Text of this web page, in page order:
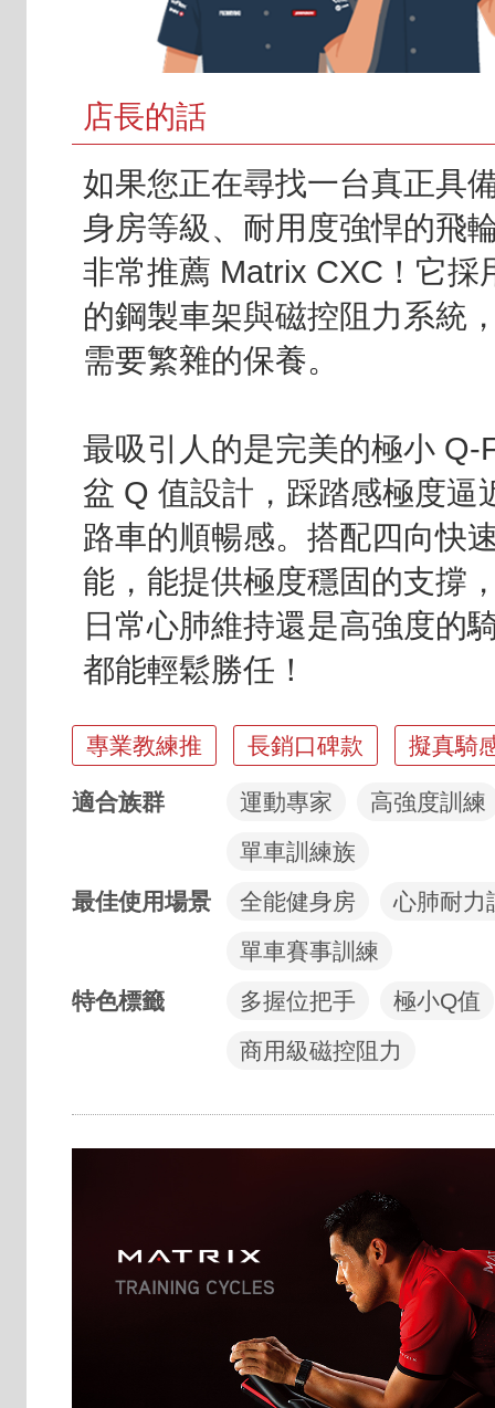
店長的話
如果您正在尋找一台真正具
身房等級、耐用度強悍的飛
非常推薦 Matrix CXC！它採
的鋼製車架與磁控阻力系統
需要繁雜的保養。
最吸引人的是完美的極小 Q-
盆 Q 值設計，踩踏感極度逼
路車的順暢感。搭配四向快
能，能提供極度穩固的支撐
日常心肺維持還是高強度的
都能輕鬆勝任！
亮點標籤
專業教練推 長銷口碑款 擬真騎
適合族群 運動專家
高強度訓練
單車訓練族
最佳使用場景
全能健身房
心肺耐力
單車賽事訓練
特色標籤
多握位把手
極小Q值
商用級磁控阻力